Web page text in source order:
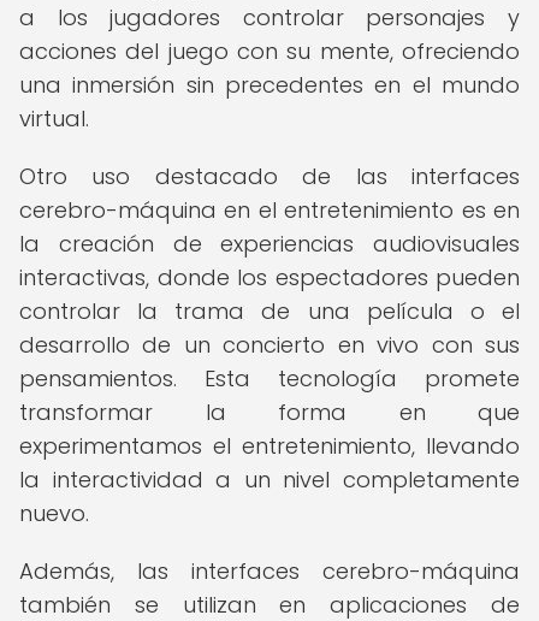
a los jugadores controlar personajes y
acciones del juego con su mente, ofreciendo
una inmersión sin precedentes en el mundo
virtual.
Otro uso destacado de las interfaces
cerebro-máquina en el entretenimiento es en
la creación de experiencias audiovisuales
interactivas, donde los espectadores pueden
controlar la trama de una película o el
desarrollo de un concierto en vivo con sus
pensamientos. Esta tecnología promete
transformar la forma en que
experimentamos el entretenimiento, llevando
la interactividad a un nivel completamente
nuevo.
Además, las interfaces cerebro-máquina
también se utilizan en aplicaciones de